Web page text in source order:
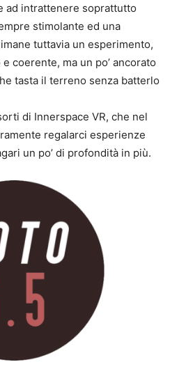
ad intrattenere soprattutto
stimolante ed una
tuttavia un esperimento,
coerente, ma un po’ ancorato
tasta il terreno senza batterlo
di Innerspace VR, che nel
regalarci esperienze
un po’ di profondità in più.